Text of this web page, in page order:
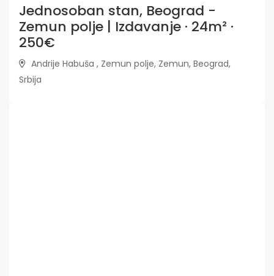
Jednosoban stan, Beograd -
Zemun polje | Izdavanje · 24m² ·
250€
Andrije Habuša , Zemun polje, Zemun, Beograd,
Srbija